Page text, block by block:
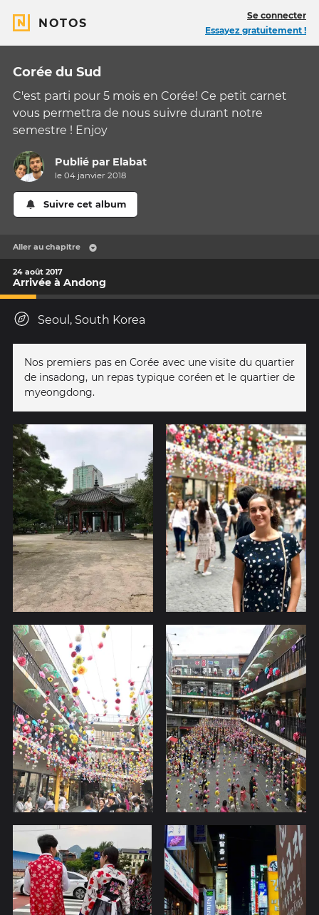
NOTOS
Se connecter
Essayez gratuitement !
Corée du Sud
C'est parti pour 5 mois en Corée! Ce petit carnet
vous permettra de nous suivre durant notre
semestre ! Enjoy
Publié par Elabat
le 04 janvier 2018
Suivre cet album
Aller au chapitre
24 août 2017
Arrivée à Andong
Seoul, South Korea
Nos premiers pas en Corée avec une visite du quartier
de insadong, un repas typique coréen et le quartier de
myeongdong.